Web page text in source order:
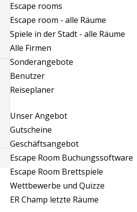
Escape rooms
Escape room - alle Räume
Spiele in der Stadt - alle Räume
Alle Firmen
Sonderangebote
Benutzer
Reiseplaner
Unser Angebot
Gutscheine
Geschäftsangebot
Escape Room Buchungssoftware
Escape Room Brettspiele
Wettbewerbe und Quizze
ER Champ letzte Räume